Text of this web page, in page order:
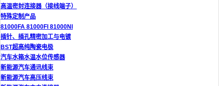
高温密封连接器（接线端子）
特殊定制产品
81000FA 81000FI 81000NI
插针、插孔精密加工与电镀
BST超高纯陶瓷电极
汽车水箱水温水位传感器
新能源汽车通讯线束
新能源汽车高压线束